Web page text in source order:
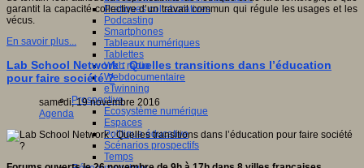
Pratiques collaboratives
Podcasting
Smartphones
Tableaux numériques
Tablettes
Web radio
Webdocumentaire
eTwinning
Prospective
Ecosystème numérique
Espaces
Politique éducative
Scénarios prospectifs
Temps
garantit la capacité collective d’un travail commun qui régule les usages et les
vécus.
En savoir plus...
Lab School Network : Quelles transitions dans l’éducation
pour faire société ?
samedi, 19 novembre 2016
Agenda